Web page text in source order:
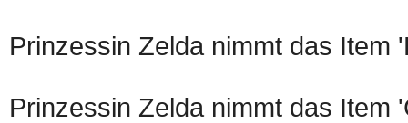
Prinzessin Zelda nimmt das Item
Prinzessin Zelda nimmt das Item